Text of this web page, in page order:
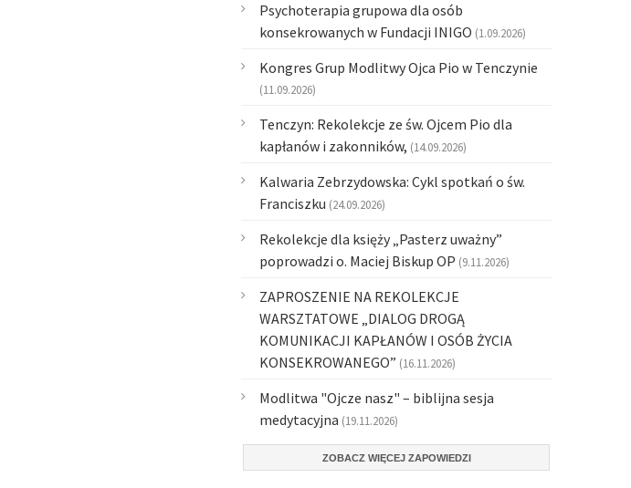
Psychoterapia grupowa dla osób
konsekrowanych w Fundacji INIGO (1.09.2026)
Kongres Grup Modlitwy Ojca Pio w Tenczynie
(11.09.2026)
Tenczyn: Rekolekcje ze św. Ojcem Pio dla
kapłanów i zakonników, (14.09.2026)
Kalwaria Zebrzydowska: Cykl spotkań o św.
Franciszku (24.09.2026)
Rekolekcje dla księży „Pasterz uważny”
poprowadzi o. Maciej Biskup OP (9.11.2026)
ZAPROSZENIE NA REKOLEKCJE
WARSZTATOWE „DIALOG DROGĄ
KOMUNIKACJI KAPŁANÓW I OSÓB ŻYCIA
KONSEKROWANEGO” (16.11.2026)
Modlitwa "Ojcze nasz" – biblijna sesja
medytacyjna (19.11.2026)
ZOBACZ WIĘCEJ ZAPOWIEDZI